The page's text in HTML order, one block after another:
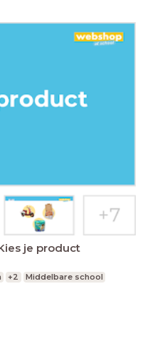
je product
+2
Middelbare school